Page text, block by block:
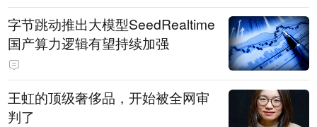
字节跳动推出大模型SeedRealtime
国产算力逻辑有望持续加强
王虹的顶级奢侈品，开始被全网审
判了